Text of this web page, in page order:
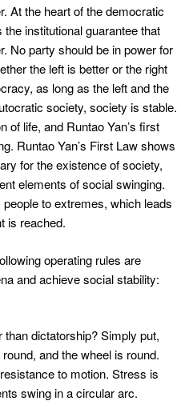
At the heart of the democratic
institutional guarantee that
No party should be in power for
the left is better or the right
as long as the left and the
society, society is stable.
of life, and Runtao Yan’s first
Runtao Yan’s First Law shows
for the existence of society,
elements of social swinging.
to extremes, which leads
is reached.
operating rules are
and achieve social stability:
dictatorship? Simply put,
and the wheel is round.
to motion. Stress is
swing in a circular arc.